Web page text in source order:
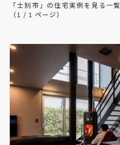
「士別市」の住宅実例を見る一覧
（1 / 1 ページ）